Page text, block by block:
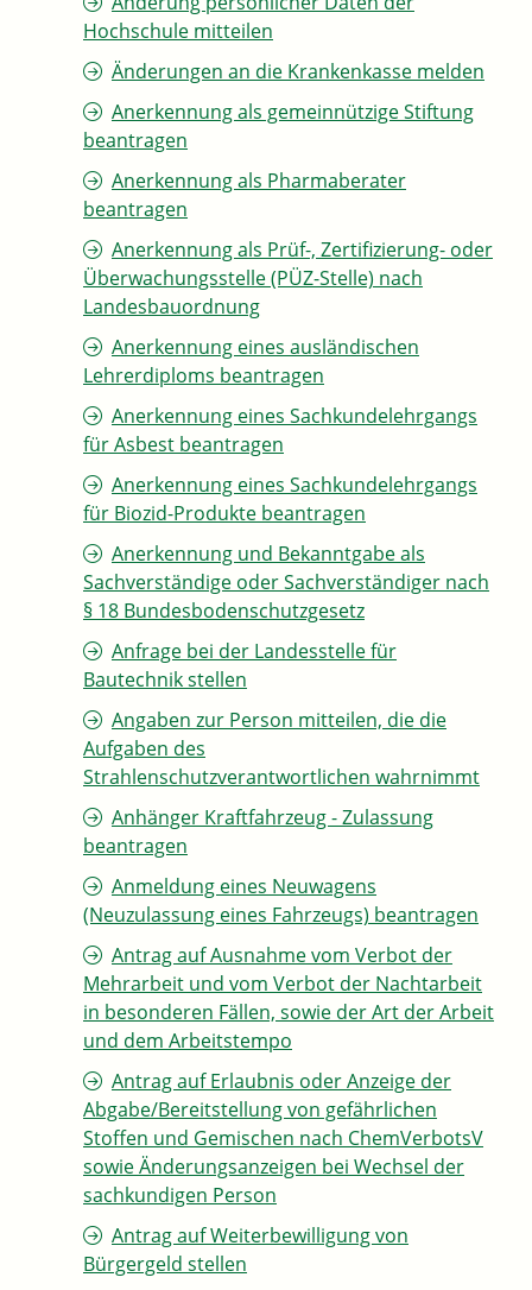
Hochschule mitteilen
Änderungen an die Krankenkasse melden
Anerkennung als gemeinnützige Stiftung
beantragen
Anerkennung als Pharmaberater
beantragen
Anerkennung als Prüf-, Zertifizierung- oder
Überwachungsstelle (PÜZ-Stelle) nach
Landesbauordnung
Anerkennung eines ausländischen
Lehrerdiploms beantragen
Anerkennung eines Sachkundelehrgangs
für Asbest beantragen
Anerkennung eines Sachkundelehrgangs
für Biozid-Produkte beantragen
Anerkennung und Bekanntgabe als
Sachverständige oder Sachverständiger nach
§ 18 Bundesbodenschutzgesetz
Anfrage bei der Landesstelle für
Bautechnik stellen
Angaben zur Person mitteilen, die die
Aufgaben des
Strahlenschutzverantwortlichen wahrnimmt
Anhänger Kraftfahrzeug - Zulassung
beantragen
Anmeldung eines Neuwagens
(Neuzulassung eines Fahrzeugs) beantragen
Antrag auf Ausnahme vom Verbot der
Mehrarbeit und vom Verbot der Nachtarbeit
in besonderen Fällen, sowie der Art der Arbeit
und dem Arbeitstempo
Antrag auf Erlaubnis oder Anzeige der
Abgabe/Bereitstellung von gefährlichen
Stoffen und Gemischen nach ChemVerbotsV
sowie Änderungsanzeigen bei Wechsel der
sachkundigen Person
Antrag auf Weiterbewilligung von
Bürgergeld stellen